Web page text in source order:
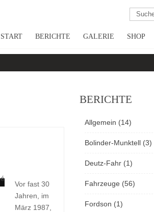
START BERICHTE GALERIE SHOP
Vor fast 30
Jahren, im
März 1987,
BERICHTE
Allgemein (14)
Bolinder-Munktell (3)
Deutz-Fahr (1)
Fahrzeuge (56)
Fordson (1)